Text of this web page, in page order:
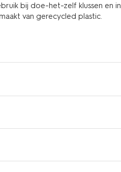
bij doe-het-zelf klussen en in
van gerecycled plastic.